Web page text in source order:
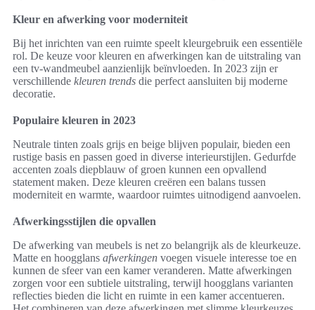
Kleur en afwerking voor moderniteit
Bij het inrichten van een ruimte speelt kleurgebruik een essentiële
rol. De keuze voor kleuren en afwerkingen kan de uitstraling van
een tv-wandmeubel aanzienlijk beïnvloeden. In 2023 zijn er
verschillende kleuren trends die perfect aansluiten bij moderne
decoratie.
Populaire kleuren in 2023
Neutrale tinten zoals grijs en beige blijven populair, bieden een
rustige basis en passen goed in diverse interieurstijlen. Gedurfde
accenten zoals diepblauw of groen kunnen een opvallend
statement maken. Deze kleuren creëren een balans tussen
moderniteit en warmte, waardoor ruimtes uitnodigend aanvoelen.
Afwerkingsstijlen die opvallen
De afwerking van meubels is net zo belangrijk als de kleurkeuze.
Matte en hoogglans afwerkingen voegen visuele interesse toe en
kunnen de sfeer van een kamer veranderen. Matte afwerkingen
zorgen voor een subtiele uitstraling, terwijl hoogglans varianten
reflecties bieden die licht en ruimte in een kamer accentueren.